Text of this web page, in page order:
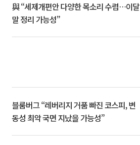
與 “세제개편안 다양한 목소리 수렴…이달
말 정리 가능성”
블룸버그 “레버리지 거품 빠진 코스피, 변
동성 최악 국면 지났을 가능성”